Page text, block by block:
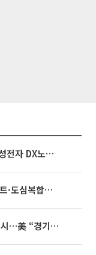
3445억 자사주 지급 마쳤는데...삼성전자 DX노조, 뒤늦은 '떼쓰기 집회'
영끌 '주택공급' 대책 임박⋯비아파트·도심복합까지 총동원
이란, 미국에 호르무즈 합의 조건 제시…美 “경기 아직 안 끝나” [종합]